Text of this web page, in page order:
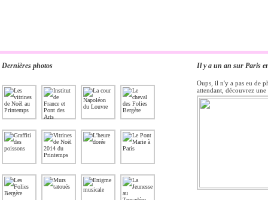
Dernières photos Il y a un an sur Paris
Oups, il n'y a pas eu de
attendant, découvrez